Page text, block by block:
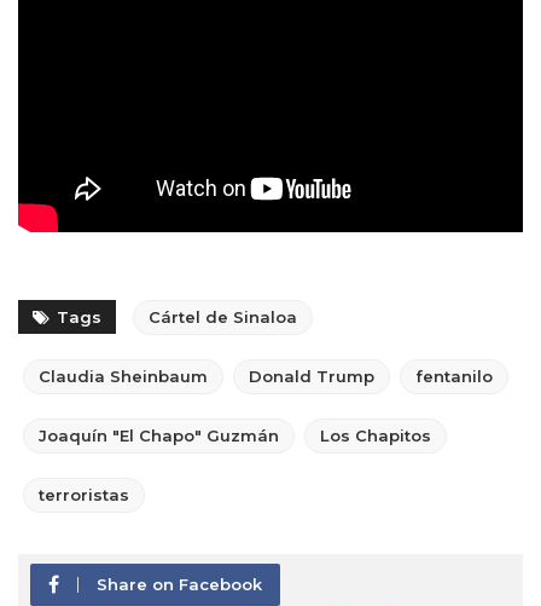
Tags Cártel de Sinaloa
Claudia Sheinbaum Donald Trump fentanilo
Joaquín "El Chapo" Guzmán Los Chapitos
terroristas
Share on Facebook